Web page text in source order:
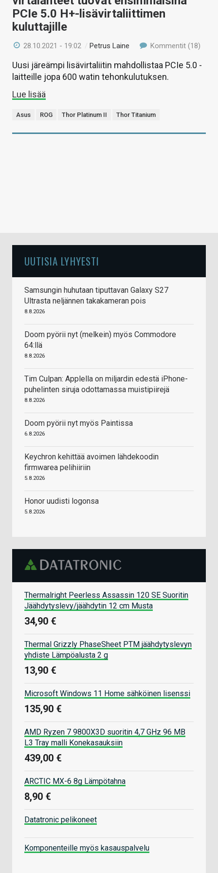
PCIe 5.0 H+-lisävirtaliittimen
kuluttajille
28.10.2021 - 19:02 /Petrus Laine Kommentit (18)
Uusi järeämpi lisävirtaliitin mahdollistaa PCIe 5.0 -
laitteille jopa 600 watin tehonkulutuksen.
Lue lisää
Asus ROG Thor Platinum II Thor Titanium
UUTISIA LYHYESTI
Samsungin huhutaan tiputtavan Galaxy S27
Ultrasta neljännen takakameran pois
8.8.2026
Doom pyörii nyt (melkein) myös Commodore
64:llä
8.8.2026
Tim Culpan: Applella on miljardin edestä iPhone-
puhelinten siruja odottamassa muistipiirejä
8.8.2026
Doom pyörii nyt myös Paintissa
6.8.2026
Keychron kehittää avoimen lähdekoodin
firmwarea pelihiiriin
5.8.2026
Honor uudisti logonsa
5.8.2026
Thermalright Peerless Assassin 120 SE Suoritin
Jäähdytyslevy/jäähdytin 12 cm Musta
34,90 €
Thermal Grizzly PhaseSheet PTM jäähdytyslevyn
yhdiste Lämpöalusta 2 g
13,90 €
Microsoft Windows 11 Home sähköinen lisenssi
135,90 €
AMD Ryzen 7 9800X3D suoritin 4,7 GHz 96 MB
L3 Tray malli Konekasauksiin
439,00 €
ARCTIC MX-6 8g Lämpötahna
8,90 €
Datatronic pelikoneet
Komponenteille myös kasauspalvelu